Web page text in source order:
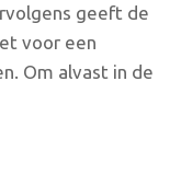
geeft de
voor een
Om alvast in de